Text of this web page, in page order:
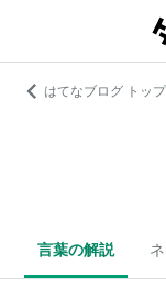
はてなブログ トップ
言葉の解説